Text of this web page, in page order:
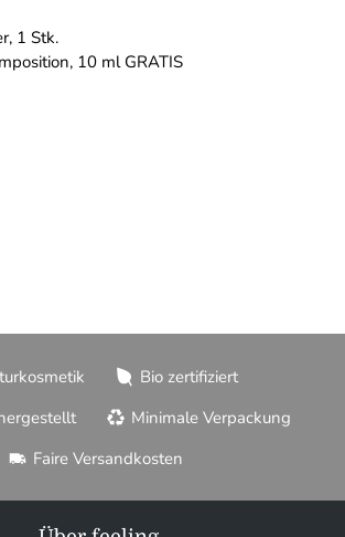
1 Stk.
10 ml GRATIS
Bio zertifiziert
Minimale Verpackung
Faire Versandkosten